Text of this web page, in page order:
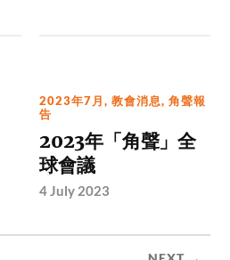
2023年7月,教會消息,角聲報
告
2023年「角聲」全
球會議
4 July 2023